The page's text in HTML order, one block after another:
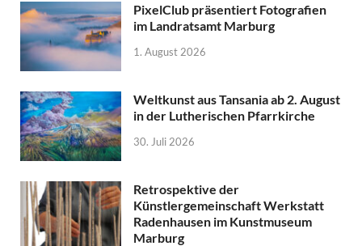
PixelClub präsentiert Fotografien
im Landratsamt Marburg
1. August 2026
Weltkunst aus Tansania ab 2. August
in der Lutherischen Pfarrkirche
30. Juli 2026
Retrospektive der
Künstlergemeinschaft Werkstatt
Radenhausen im Kunstmuseum
Marburg